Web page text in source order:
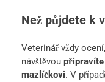
Než půjdete k
Veterinář vždy
návštěvou připravíte
mazlíčkovi. V